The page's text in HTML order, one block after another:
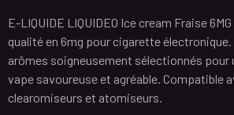
E-LIQUIDE LIQUIDEO Ice cream Fraise
qualité en 6mg pour cigarette électronique.
arômes soigneusement sélectionnés pour
vape savoureuse et agréable. Compatible
clearomiseurs et atomiseurs.